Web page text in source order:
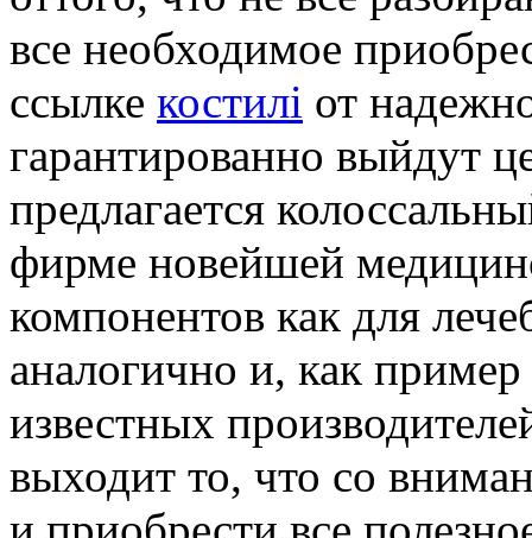
все необходимое
ссылке костилі от
гарантированно выйдут
предлагается
фирме новейшей
компонентов как для
аналогично и, как
известных
выходит то, что со